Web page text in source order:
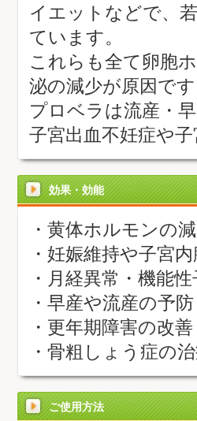
イエットなどで、
ています。
これらも全て卵胞
泌の減少が原因で
プロベラは流産・
子宮出血不妊症や
効果・効能
・黄体ホルモンの
・妊娠維持や子宮
・月経異常・機能
・早産や流産の予防
・更年期障害の改善
・骨粗しょう症の
ご使用方法